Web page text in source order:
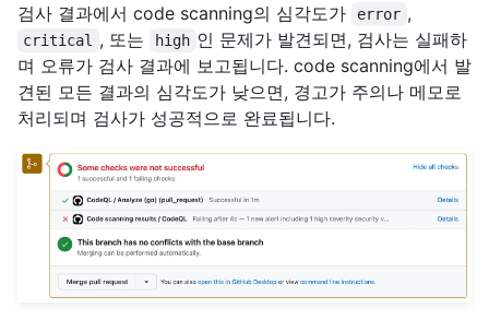
검사 결과에서 code scanning의 심각도가 error ,
critical , 또는 high 인 문제가 발견되면, 검사는 실패하
며 오류가 검사 결과에 보고됩니다. code scanning에서 발
견된 모든 결과의 심각도가 낮으면, 경고가 주의나 메모로
처리되며 검사가 성공적으로 완료됩니다.